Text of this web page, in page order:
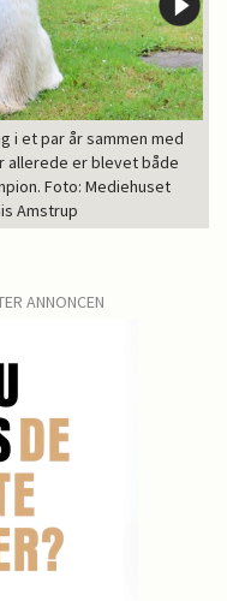
i et par år sammen med
allerede er blevet både
Foto: Mediehuset
Amstrup
ANNONCEN